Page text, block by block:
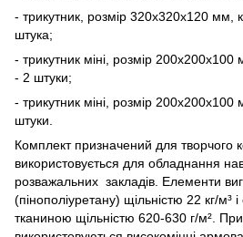
- трикутник, розмір 320х320х120 мм,
штука;
- трикутник міні, розмір 200х200х100
- 2 штуки;
- трикутник міні, розмір 200х200х100
штуки.
Комплект призначений для творчого
використовується для обладнання
розважальних закладів. Елементи
(пінополіуретану) щільністю 22 кг/
тканиною щільністю 620-630 г/м².